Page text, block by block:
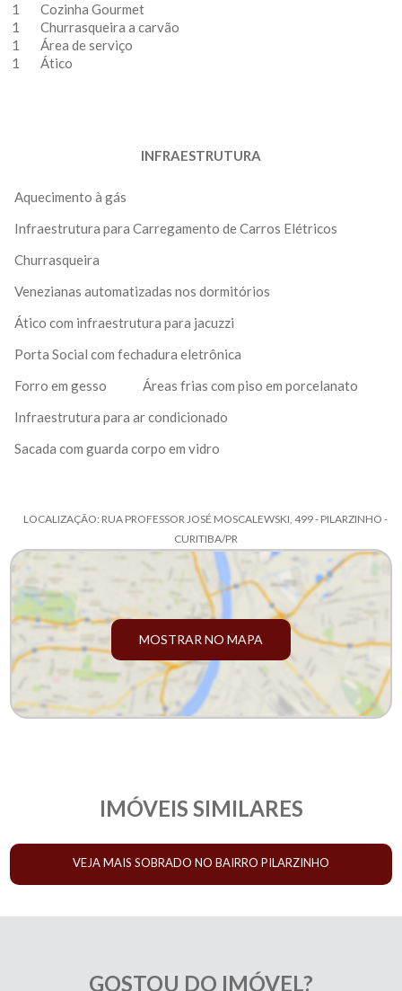
1
Cozinha Gourmet
1
Churrasqueira a carvão
1
Área de serviço
1
Ático
INFRAESTRUTURA
Aquecimento à gás
Infraestrutura para Carregamento de Carros Elétricos
Churrasqueira
Venezianas automatizadas nos dormitórios
Ático com infraestrutura para jacuzzi
Porta Social com fechadura eletrônica
Forro em gesso
Áreas frias com piso em porcelanato
Infraestrutura para ar condicionado
Sacada com guarda corpo em vidro
LOCALIZAÇÃO: RUA PROFESSOR JOSÉ MOSCALEWSKI, 499 - PILARZINHO -
CURITIBA/PR
MOSTRAR NO MAPA
IMÓVEIS SIMILARES
VEJA MAIS SOBRADO NO BAIRRO PILARZINHO
GOSTOU DO IMÓVEL?